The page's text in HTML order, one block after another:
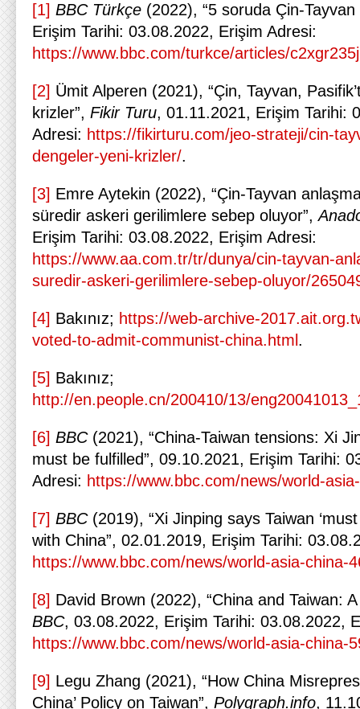
[1] BBC Türkçe (2022), “5 soruda Çin-
Erişim Tarihi: 03.08.2022, Erişim Adresi:
https://www.bbc.com/turkce/articles/
[2] Ümit Alperen (2021), “Çin, Tayvan,
krizler”, Fikir Turu, 01.11.2021, Erişim Tarihi:
Adresi: https://fikirturu.com/jeo-strateji/cin-
dengeler-yeni-krizler/.
[3] Emre Aytekin (2022), “Çin-Tayvan
süredir askeri gerilimlere sebep oluyor”,
Erişim Tarihi: 03.08.2022, Erişim Adresi:
https://www.aa.com.tr/tr/dunya/cin-tayvan-
suredir-askeri-gerilimlere-sebep-oluyor/
[4] Bakınız; https://web-archive-
voted-to-admit-communist-china.html .
[5] Bakınız;
http://en.people.cn/200410/13/
[6] BBC(2021), “China-Taiwan tensions: Xi
must be fulfilled”, 09.10.2021, Erişim Tarihi:
Adresi: https://www.bbc.com/news/world-
[7] BBC(2019), “Xi Jinping says Taiwan
with China”, 02.01.2019, Erişim Tarihi:
https://www.bbc.com/news/world-asia-china-
[8] David Brown (2022), “China and Taiwan:
BBC, 03.08.2022, Erişim Tarihi: 03.08.2022,
https://www.bbc.com/news/world-asia-china-
[9] Legu Zhang (2021), “How China
China’ Policy on Taiwan”, Polygraph.info,